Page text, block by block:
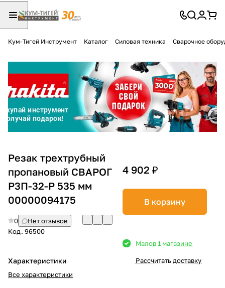
Кум-Тигей Инструмент Каталог Силовая техника Сварочное
Резак трехтрубный
пропановый СВАРОГ
Р3П-32-Р 535 мм
00000094175
0
Нет отзывов
Код. 96500
Характеристики
Все характеристики
4 902 ₽
В корзину
Малов 1 магазине
Рассчитать доставку
Разбейте
оплатуна части
без переплат
График платежей
Сегодня
25%